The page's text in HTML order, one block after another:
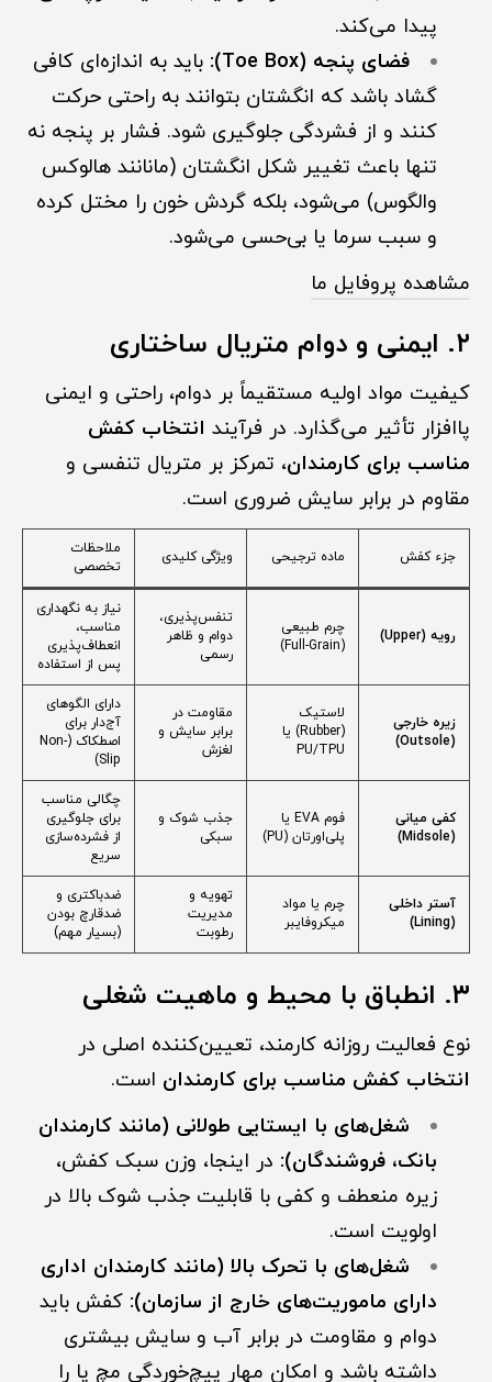
پیدا می‌کند.
فضای پنجه (Toe Box):
باید به اندازه‌ای کافی
گشاد باشد که انگشتان بتوانند به راحتی حرکت
کنند و از فشردگی جلوگیری شود. فشار بر پنجه نه
تنها باعث تغییر شکل انگشتان (مانانند هالوکس
والگوس) می‌شود، بلکه گردش خون را مختل کرده
و سبب سرما یا بی‌حسی می‌شود.
مشاهده پروفایل ما
۲. ایمنی و دوام متریال ساختاری
کیفیت مواد اولیه مستقیماً بر دوام، راحتی و ایمنی
پاافزار تأثیر می‌گذارد. در فرآیند انتخاب کفش
مناسب برای کارمندان، تمرکز بر متریال تنفسی و
مقاوم در برابر سایش ضروری است.
جزء کفش ماده ترجیحی ویژگی کلیدی
ملاحظات
تخصصی
رویه (Upper)
چرم طبیعی
(Full-Grain)
تنفس‌پذیری،
دوام و ظاهر
رسمی
نیاز به نگهداری
مناسب،
انعطاف‌پذیری
پس از استفاده
زیره خارجی
(Outsole)
لاستیک
(Rubber) یا
PU/TPU
مقاومت در
برابر سایش و
لغزش
دارای الگوهای
آج‌دار برای
اصطکاک (Non-
Slip)
کفی میانی
(Midsole)
فوم EVA یا
پلی‌اورتان (PU)
جذب شوک و
سبکی
چگالی مناسب
برای جلوگیری
از فشرده‌سازی
سریع
آستر داخلی
(Lining)
چرم یا مواد
میکروفایبر
تهویه و
مدیریت
رطوبت
ضدباکتری و
ضدقارچ بودن
(بسیار مهم)
۳. انطباق با محیط و ماهیت شغلی
نوع فعالیت روزانه کارمند، تعیین‌کننده اصلی در
انتخاب کفش مناسب برای کارمندان است.
شغل‌های با ایستایی طولانی (مانند کارمندان
بانک، فروشندگان): در اینجا، وزن سبک کفش،
زیره منعطف و کفی با قابلیت جذب شوک بالا در
اولویت است.
شغل‌های با تحرک بالا (مانند کارمندان اداری
دارای ماموریت‌های خارج از سازمان): کفش باید
دوام و مقاومت در برابر آب و سایش بیشتری
داشته باشد و امکان مهار پیچ‌خوردگی مچ پا را